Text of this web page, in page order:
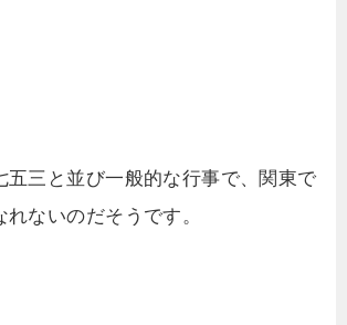
五三と並び一般的な行事で、関東で
ないのだそうです。